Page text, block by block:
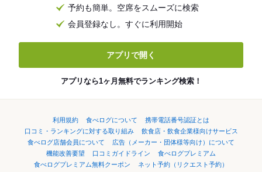
予約も簡単。空席をスムーズに検索
会員登録なし。すぐに利用開始
アプリで開く
アプリなら1ヶ月無料でランキング検索！
利用規約 食べログについて
携帯電話番号認証とは
口コミ・ランキングに対する取り組み
飲食店・飲食企業様向けサービス
食べログ店舗会員について
広告（メーカー・団体様等向け）について
機能改善要望
口コミガイドライン
食べログプレミアム
食べログプレミアム無料クーポン
ネット予約（リクエスト予約）